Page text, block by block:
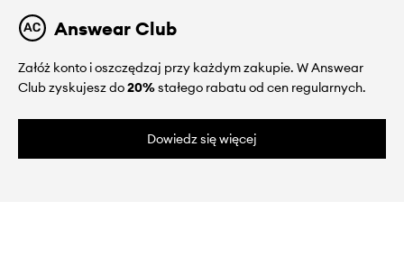
Answear Club
Załóż konto i oszczędzaj przy każdym zakupie. W Answear
Club zyskujesz do20%stałego rabatu od cen regularnych.
Dowiedz się więcej